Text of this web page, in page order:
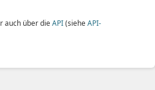
auch über die API(siehe API-